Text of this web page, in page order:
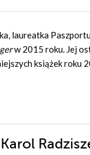
laureatka
w 2015 roku. Jej
książek roku